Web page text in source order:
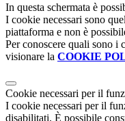
In questa schermata è
I cookie necessari sono
piattaforma e non è
Per conoscere quali sono i
visionare la COOKIE
Cookie necessari per il
I cookie necessari per il
disabilitati. È possibile